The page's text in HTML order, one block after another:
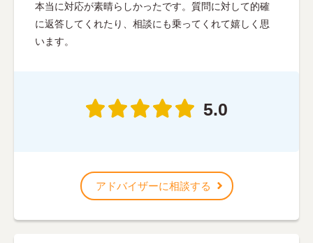
本当に対応が素晴らしかったです。質問に対して的確
に返答してくれたり、相談にも乗ってくれて嬉しく思
います。
5.0
アドバイザーに相談する